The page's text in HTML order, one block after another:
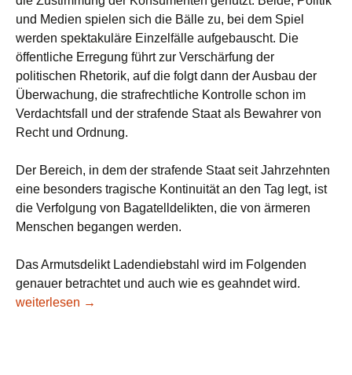
und Medien spielen sich die Bälle zu, bei dem Spiel
werden spektakuläre Einzelfälle aufgebauscht. Die
öffentliche Erregung führt zur Verschärfung der
politischen Rhetorik, auf die folgt dann der Ausbau der
Überwachung, die strafrechtliche Kontrolle schon im
Verdachtsfall und der strafende Staat als Bewahrer von
Recht und Ordnung.
Der Bereich, in dem der strafende Staat seit Jahrzehnten
eine besonders tragische Kontinuität an den Tag legt, ist
die Verfolgung von Bagatelldelikten, die von ärmeren
Menschen begangen werden.
Das Armutsdelikt Ladendiebstahl wird im Folgenden
genauer betrachtet und auch wie es geahndet wird.
Zur konkreten Lebenssituation armer Menschen – beim
weiterlesen →